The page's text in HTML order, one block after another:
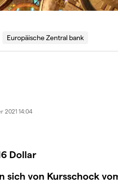
Europäische Zentral bank
2021 14:04
Dollar
sich von Kursschock